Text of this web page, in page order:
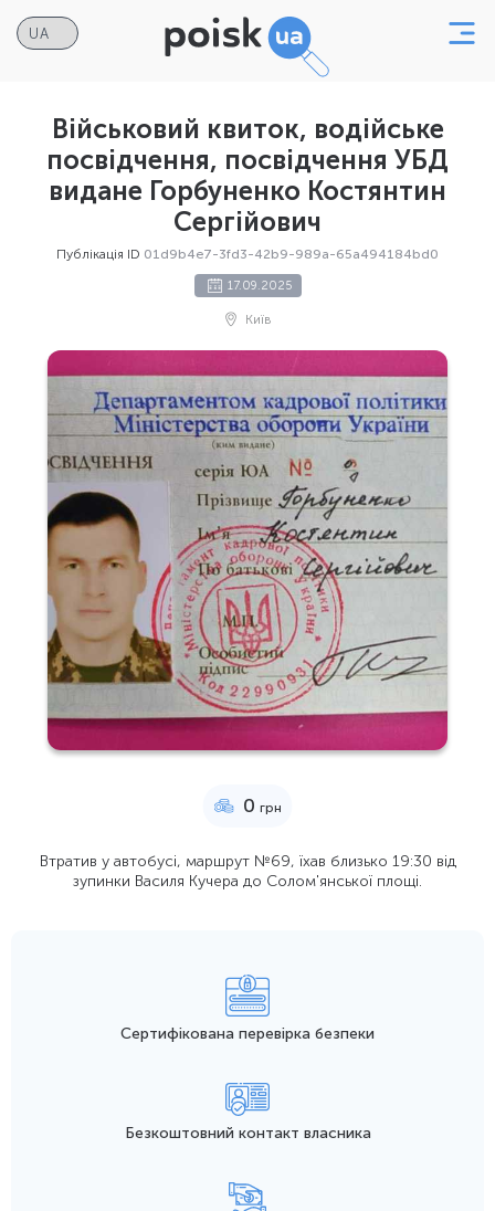
Військовий квиток, водійське
посвідчення, посвідчення УБД
видане Горбуненко Костянтин
Сергійович
Публікація ID 01d9b4e7-3fd3-42b9-989a-65a494184bd0
17.09.2025
Київ
0 грн
Втратив у автобусі, маршрут №69, їхав близько 19:30 від
зупинки Василя Кучера до Солом'янської площі.
Сертифікована перевірка безпеки
Безкоштовний контакт власника